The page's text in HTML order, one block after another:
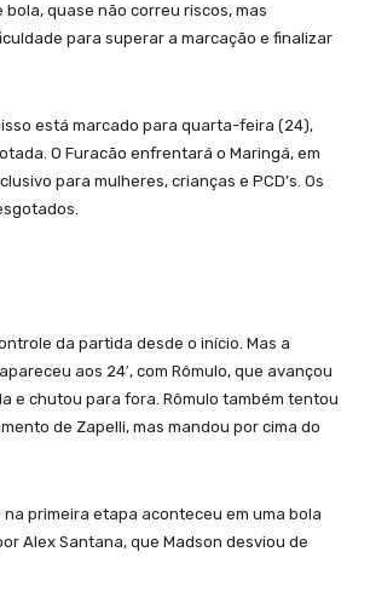
bola, quase não correu riscos, mas
para superar a marcação e finalizar
está marcado para quarta-feira (24),
O Furacão enfrentará o Maringá, em
para mulheres, crianças e PCD’s. Os
da partida desde o início. Mas a
aos 24′, com Rômulo, que avançou
e chutou para fora. Rômulo também tentou
de Zapelli, mas mandou por cima do
primeira etapa aconteceu em uma bola
Alex Santana, que Madson desviou de